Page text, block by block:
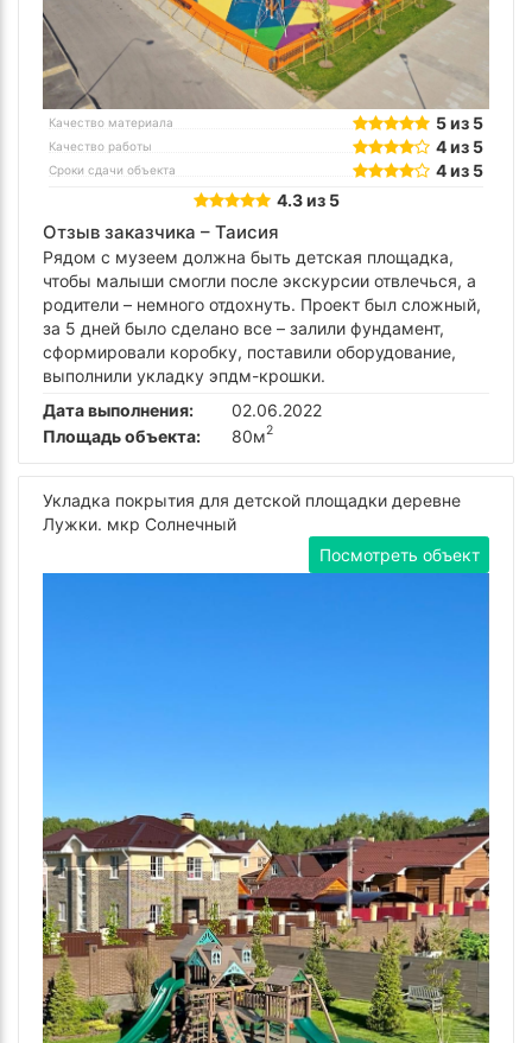
Качество материала 5 из 5
Качество работы 4 из 5
Сроки сдачи объекта
4 из 5
4.3 из 5
Отзыв заказчика – Таисия
Рядом с музеем должна быть детская площадка,
чтобы малыши смогли после экскурсии отвлечься, а
родители – немного отдохнуть. Проект был сложный,
за 5 дней было сделано все – залили фундамент,
сформировали коробку, поставили оборудование,
выполнили укладку эпдм-крошки.
Дата выполнения:
02.06.2022
Площадь объекта:
80м2
Укладка покрытия для детской площадки деревне
Лужки. мкр Солнечный
Посмотреть объект